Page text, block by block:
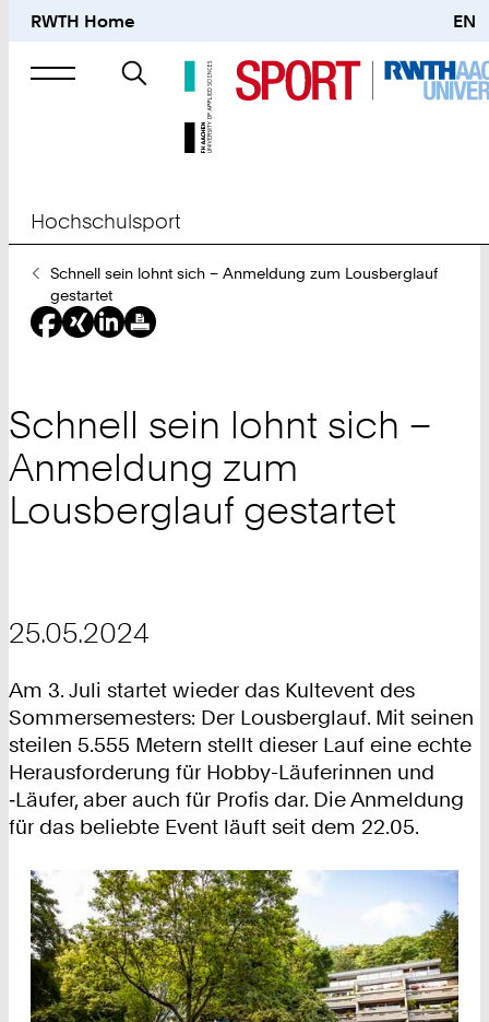
RWTH Home EN
Suche
nach
Hochschulsport
Sie
sind
hier:
Schnell sein lohnt sich – Anmeldung zum Lousberglauf
gestartet
Schnell sein lohnt sich –
Anmeldung zum
Lousberglauf gestartet
25.05.2024
Am 3. Juli startet wieder das Kultevent des
Sommersemesters: Der Lousberglauf. Mit seinen
steilen 5.555 Metern stellt dieser Lauf eine echte
Herausforderung für Hobby-Läuferinnen und
‑Läufer, aber auch für Profis dar. Die Anmeldung
für das beliebte Event läuft seit dem 22.05.